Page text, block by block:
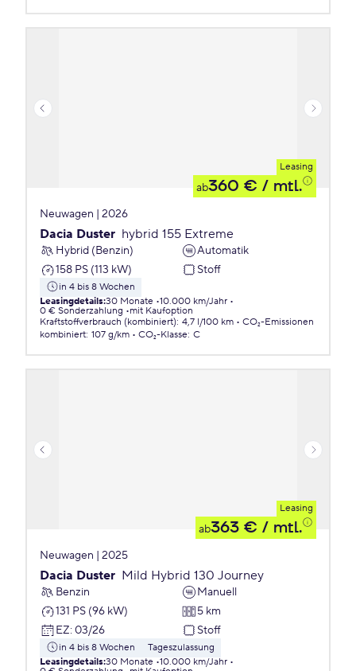
Leasing
ab360 € / mtl.
Neuwagen | 2026
Dacia Duster hybrid 155 Extreme
Hybrid (Benzin)
Automatik
158 PS (113 kW)
Stoff
in 4 bis 8 Wochen
Leasingdetails:30 Monate 10.000 km/Jahr
0 € Sonderzahlung
mit Kaufoption
Kraftstoffverbrauch (kombiniert): 4,7 l/100 km
CO₂-Emissionen
kombiniert: 107 g/km CO₂-Klasse: C
Leasing
ab363 € / mtl.
Neuwagen | 2025
Dacia Duster Mild Hybrid 130 Journey
Benzin
Manuell
131 PS (96 kW)
5 km
EZ: 03/26 Stoff
in 4 bis 8 Wochen
Tageszulassung
Leasingdetails:30 Monate 10.000 km/Jahr